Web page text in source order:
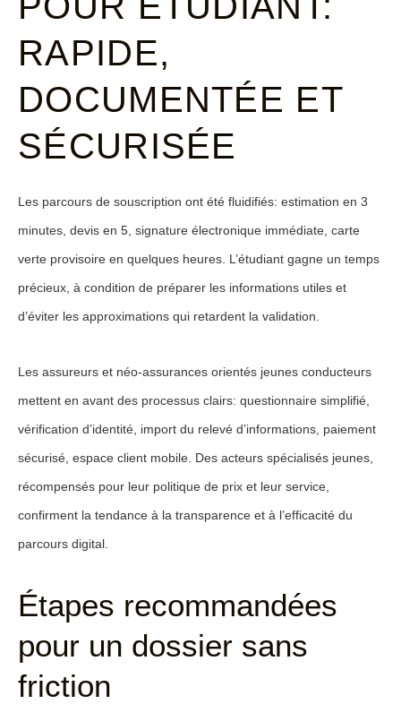
RAPIDE,
DOCUMENTÉE ET
SÉCURISÉE
Les parcours de souscription ont été fluidifiés: estimation en 3
minutes, devis en 5, signature électronique immédiate, carte
verte provisoire en quelques heures. L’étudiant gagne un temps
précieux, à condition de préparer les informations utiles et
d’éviter les approximations qui retardent la validation.
Les assureurs et néo-assurances orientés jeunes conducteurs
mettent en avant des processus clairs: questionnaire simplifié,
vérification d’identité, import du relevé d’informations, paiement
sécurisé, espace client mobile. Des acteurs spécialisés jeunes,
récompensés pour leur politique de prix et leur service,
confirment la tendance à la transparence et à l’efficacité du
parcours digital.
Étapes recommandées
pour un dossier sans
friction